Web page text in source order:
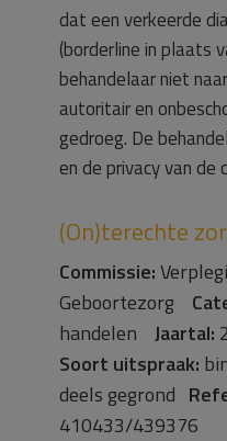
dat een verkeerde
(borderline in plaats
behandelaar niet
autoritair en
gedroeg. De
en de privacy van
(On)terechte
Commissie:
Geboortezorg
handelen Jaartal:
Soort uitspraak:
deels gegrond
410433/439376